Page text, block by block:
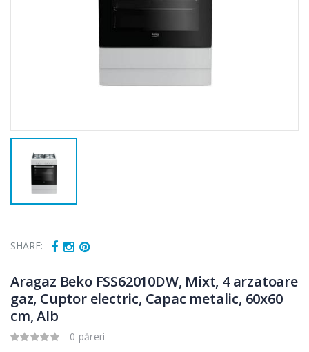
SHARE:
Aragaz Beko FSS62010DW, Mixt, 4 arzatoare
gaz, Cuptor electric, Capac metalic, 60x60
cm, Alb
0 păreri
-15%
microunde